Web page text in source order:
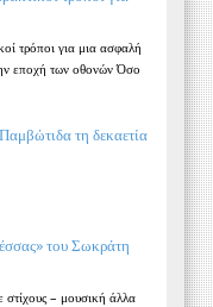
τρόποι για μια ασφαλή
εποχή των οθονών Όσο
τη δεκαετία
του Σωκράτη
στίχους – μουσική άλλα